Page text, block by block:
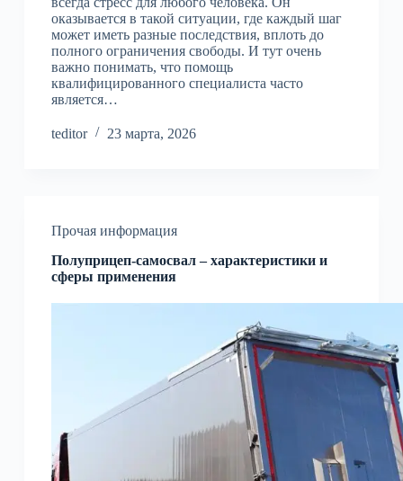
оказывается в такой ситуации, где каждый шаг
может иметь разные последствия, вплоть до
полного ограничения свободы. И тут очень
важно понимать, что помощь
квалифицированного специалиста часто
является…
teditor 23 марта, 2026
Прочая информация
Полуприцеп-самосвал – характеристики и
сферы применения